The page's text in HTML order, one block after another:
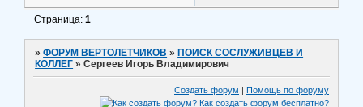
Страница:1
»ФОРУМ ВЕРТОЛЕТЧИКОВ » ПОИСК СОСЛУЖИВЦЕВ И
КОЛЛЕГ »Сергеев Игорь Владимирович
Создать форум | Помощь по форуму